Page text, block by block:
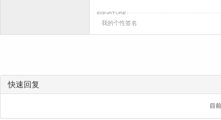
我的个性签名
快速回复
目